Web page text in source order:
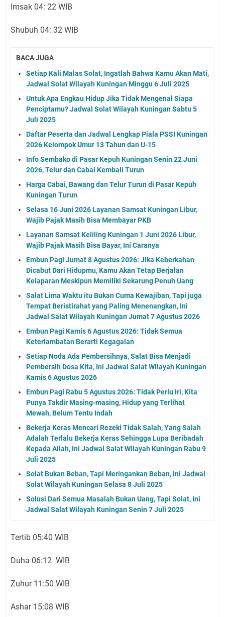
Imsak 04: 22 WIB
Shubuh 04: 32 WIB
BACA JUGA
Setiap Kali Malas Solat, Ingatlah Bahwa Kamu Akan Mati,
Jadwal Solat Wilayah Kuningan Minggu 6 Juli 2025
Untuk Apa Engkau Hidup Jika Tidak Mengenal Siapa
Penciptamu? Jadwal Solat Wilayah Kuningan Sabtu 5
Juli 2025
Daftar Peserta dan Jadwal Lengkap Piala PSSI Kuningan
2026 Kelompok Umur 13 Tahun dan U-15
Info Sembako di Pasar Kepuh Kuningan Senin 22 Juni
2026, Telur dan Cabai Kembali Turun
Harga Cabai, Bawang dan Telur Turun di Pasar Kepuh
Kuningan Turun
Selasa 16 Juni 2026 Layanan Samsat Kuningan Libur,
Wajib Pajak Masih Bisa Membayar PKB
Layanan Samsat Keliling Kuningan 1 Juni 2026 Libur,
Wajib Pajak Masih Bisa Bayar, Ini Caranya
Embun Pagi Jumat 8 Agustus 2026: Jika Keberkahan
Dicabut Dari Hidupmu, Kamu Akan Tetap Berjalan
Kelaparan Meskipun Memiliki Sekarung Penuh Uang
Salat Lima Waktu itu Bukan Cuma Kewajiban, Tapi juga
Tempat Beristirahat yang Paling Menenangkan, Ini
Jadwal Salat Wilayah Kuningan Jumat 7 Agustus 2026
Embun Pagi Kamis 6 Agustus 2026: Tidak Semua
Keterlambatan Berarti Kegagalan
Setiap Noda Ada Pembersihnya, Salat Bisa Menjadi
Pembersih Dosa Kita, Ini Jadwal Salat Wilayah Kuningan
Kamis 6 Agustus 2026
Embun Pagi Rabu 5 Agustus 2026: Tidak Perlu Iri, Kita
Punya Takdir Masing-masing, Hidup yang Terlihat
Mewah, Belum Tentu Indah
Bekerja Keras Mencari Rezeki Tidak Salah, Yang Salah
Adalah Terlalu Bekerja Keras Sehingga Lupa Beribadah
Kepada Allah, Ini Jadwal Salat Wilayah Kuningan Rabu 9
Juli 2025
Solat Bukan Beban, Tapi Meringankan Beban, Ini Jadwal
Solat Wilayah Kuningan Selasa 8 Juli 2025
Solusi Dari Semua Masalah Bukan Uang, Tapi Solat, Ini
Jadwal Salat Wilayah Kuningan Senin 7 Juli 2025
Tertib 05:40 WIB
Duha 06:12 WIB
Zuhur 11:50 WIB
Ashar 15:08 WIB